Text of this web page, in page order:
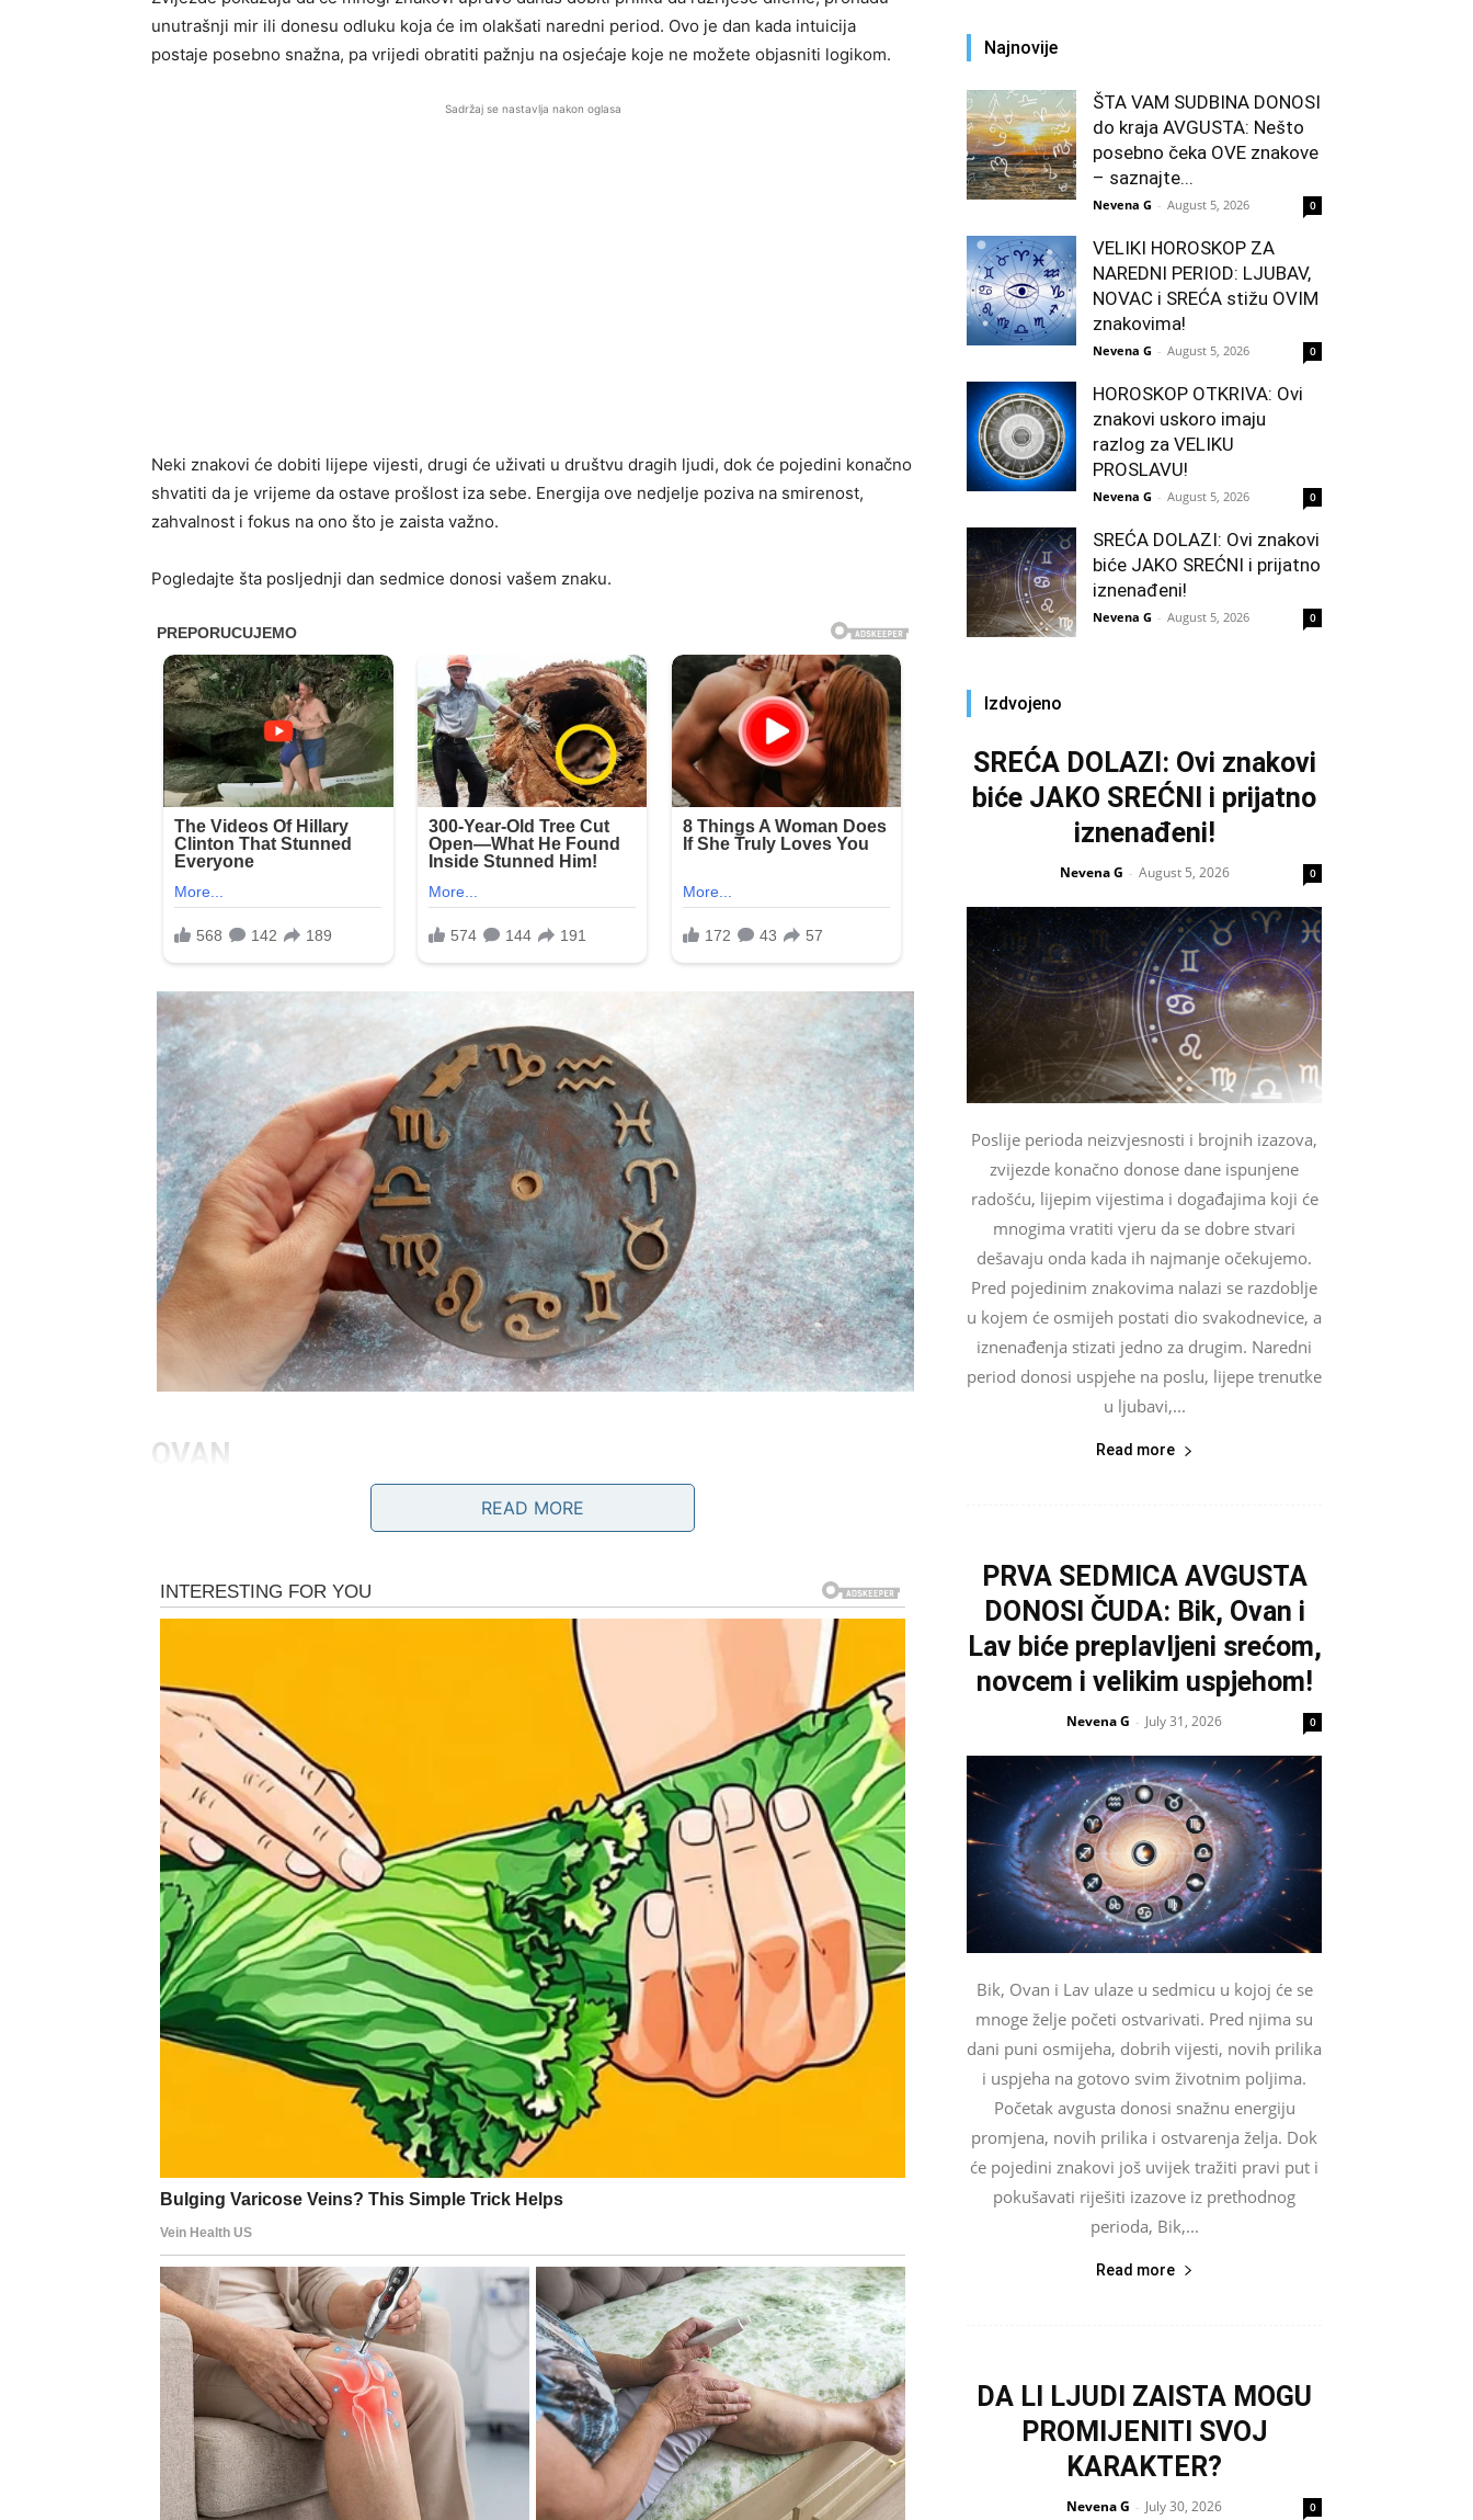
unutrašnji mir ili donesu odluku koja će im olakšati naredni period. Ovo je dan kada intuicija
postaje posebno snažna, pa vrijedi obratiti pažnju na osjećaje koje ne možete objasniti logikom.
Sadržaj se nastavlja nakon oglasa
Neki znakovi će dobiti lijepe vijesti, drugi će uživati u društvu dragih ljudi, dok će pojedini konačno
shvatiti da je vrijeme da ostave prošlost iza sebe. Energija ove nedjelje poziva na smirenost,
zahvalnost i fokus na ono što je zaista važno.
Pogledajte šta posljednji dan sedmice donosi vašem znaku.
OVAN
Nedjelja vam donosi priliku da završite nešto što vas već dugo opterećuje.
Vrijeme je da zatvorite jedno poglavlje
Pred vama su veoma važni trenuci.
BIK
Bikovima dan donosi mir i ugodne trenutke sa porodicom ili bliskim osobama.
Upravo danas shvatate koliko vam znače ljudi koji su uvijek uz vas.
Sreća se krije u jednostavnim stvarima
Pred vama su veoma lijepi trenuci.
BLIZANCI
Jedna poruka ili razgovor mogli bi vam uljepšati dan.
Zvijezde vam donose zanimljivu informaciju koja mijenja vaše raspoloženje.
Iznenađenje stiže onda kada ga najmanje očekujete
Pred vama su veoma zanimljivi trenuci.
RAK
Rakovi završavaju sedmicu sa mnogo više optimizma nego što su očekivali.
Jedna osoba pokazuje vam pažnju koja vam vraća osmijeh na lice.
READ MORE
Najnovije
ŠTA VAM SUDBINA DONOSI
do kraja AVGUSTA: Nešto
posebno čeka OVE znakove
– saznajte...
Nevena G - August 5, 2026 0
VELIKI HOROSKOP ZA
NAREDNI PERIOD: LJUBAV,
NOVAC i SREĆA stižu OVIM
znakovima!
Nevena G - August 5, 2026 0
HOROSKOP OTKRIVA: Ovi
znakovi uskoro imaju
razlog za VELIKU
PROSLAVU!
Nevena G - August 5, 2026 0
SREĆA DOLAZI: Ovi znakovi
biće JAKO SREĆNI i prijatno
iznenađeni!
Nevena G - August 5, 2026 0
Izdvojeno
SREĆA DOLAZI: Ovi znakovi
biće JAKO SREĆNI i prijatno
iznenađeni!
Nevena G - August 5, 2026 0
Poslije perioda neizvjesnosti i brojnih izazova,
zvijezde konačno donose dane ispunjene
radošću, lijepim vijestima i događajima koji će
mnogima vratiti vjeru da se dobre stvari
dešavaju onda kada ih najmanje očekujemo.
Pred pojedinim znakovima nalazi se razdoblje
u kojem će osmijeh postati dio svakodnevice, a
iznenađenja stizati jedno za drugim. Naredni
period donosi uspjehe na poslu, lijepe trenutke
u ljubavi,...
Read more
PRVA SEDMICA AVGUSTA
DONOSI ČUDA: Bik, Ovan i
Lav biće preplavljeni srećom,
novcem i velikim uspjehom!
Nevena G - July 31, 2026 0
Bik, Ovan i Lav ulaze u sedmicu u kojoj će se
mnoge želje početi ostvarivati. Pred njima su
dani puni osmijeha, dobrih vijesti, novih prilika
i uspjeha na gotovo svim životnim poljima.
Početak avgusta donosi snažnu energiju
promjena, novih prilika i ostvarenja želja. Dok
će pojedini znakovi još uvijek tražiti pravi put i
pokušavati riješiti izazove iz prethodnog
perioda, Bik,...
Read more
DA LI LJUDI ZAISTA MOGU
PROMIJENITI SVOJ
KARAKTER?
Nevena G - July 30, 2026 0